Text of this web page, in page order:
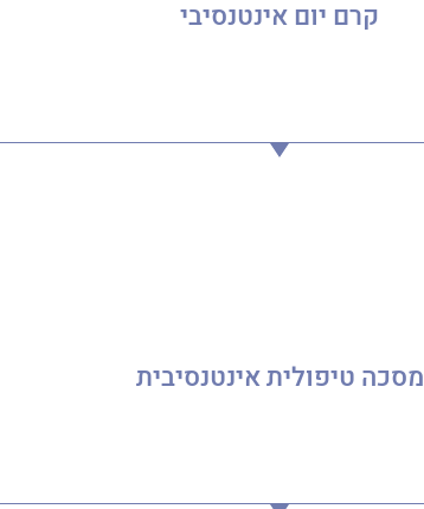
קרם יום אינטנסיבי
מסכה טיפולית אינטנסיבית